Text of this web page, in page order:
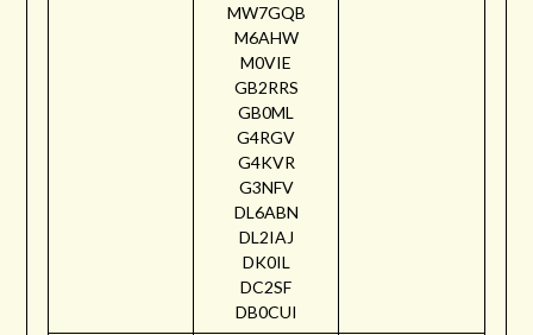
MW7GQB
M6AHW
M0VIE
GB2RRS
GB0ML
G4RGV
G4KVR
G3NFV
DL6ABN
DL2IAJ
DK0IL
DC2SF
DB0CUI